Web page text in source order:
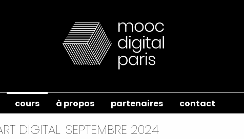
cours à propos partenaires contact
DIGITAL SEPTEMBRE 2024